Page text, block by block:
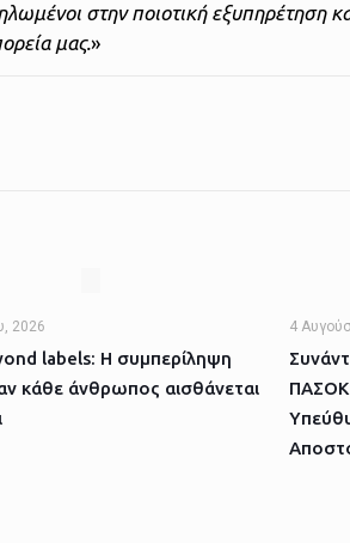
στην ποιοτική εξυπηρέτηση
μας.»
2026
labels: Η συμπερίληψη
κάθε άνθρωπος αισθάνεται
4
ΠΑΣΟΚ